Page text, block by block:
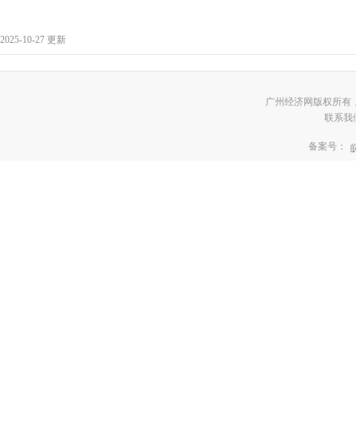
2025-10-27 更新
广州经济网版权所有
联系我
备案号：